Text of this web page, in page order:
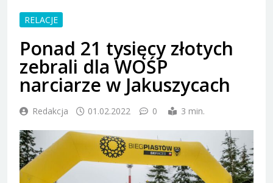
RELACJE
Ponad 21 tysięcy złotych
zebrali dla WOŚP
narciarze w Jakuszycach
Redakcja 01.02.2022 0 3 min.